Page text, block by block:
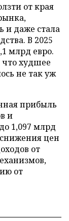
от края
и даже стала
В 2025
млрд евро.
худшее
не так уж
прибыль
и
1,097 млрд
цен
от
от